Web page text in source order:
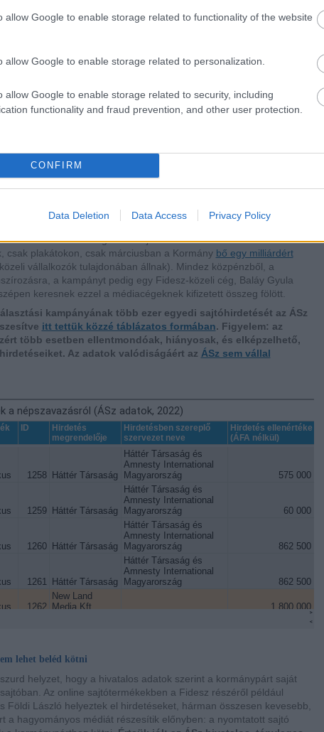
allow Google to enable storage related to functionality of the website
allow Google to enable storage related to personalization.
allow Google to enable storage related to security, including
functionality and fraud prevention, and other user protection.
CONFIRM
Data Deletion Data Access Privacy Policy
kampánytámogatást a pártoknak adtak, illetve nagyjából az a
párt a kampányra tudott fordítani.Mindez jól mutatja a FIDESZ-
használt közpénzes kampányolás erejét.
népszavazás" ügye melletti mozgósítás nem a kormánypártok
hogy a pénz szinte kizárólag a kormánypártokkal
megfelelően hirdetés nélkül is tolták az őket pénzelők szekerét.
a kampányban maguk is aktívan költöttek arra a saját
lejárató cikkeiket a Facebookon
tartalomelőállításra költeni.
olajozta, még csak nem is a teljes népszavazási
a 10 milliárdot is meghaladhatja a közterületi hirdetésekkel és
csak plakátokon, csak márciusban a Kormány bő egy milliárdért
vállalkozók tulajdonában állnak). Mindez közpénzből, a
a kampányt pedig egy Fidesz-közeli cég, Baláy Gyula
keresnek ezzel a médiacégeknek kifizetett összeg fölött.
kampányának több ezer egyedi sajtóhirdetését az ÁSz
itt tettük közzé táblázatos formában. Figyelem: az
több esetben ellentmondóak, hiányosak, és elképzelhető,
Az adatok valódiságáért az ÁSz sem vállal
lehet beléd kötni
helyzet, hogy a hivatalos adatok szerint a kormánypárt saját
Az online sajtótermékekben a Fidesz részéről például
Földi László helyeztek el hirdetéseket, hárman összesen kevesebb,
a hagyományos médiát részesítik előnyben: a nyomtatott sajtó